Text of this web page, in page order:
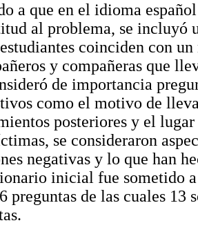
a que en el idioma
al problema, se incluyó
coinciden con
y compañeras que
de importancia
como el motivo de
posteriores y el
se consideraron
negativas y lo que han
inicial fue sometido
preguntas de las cuales 13